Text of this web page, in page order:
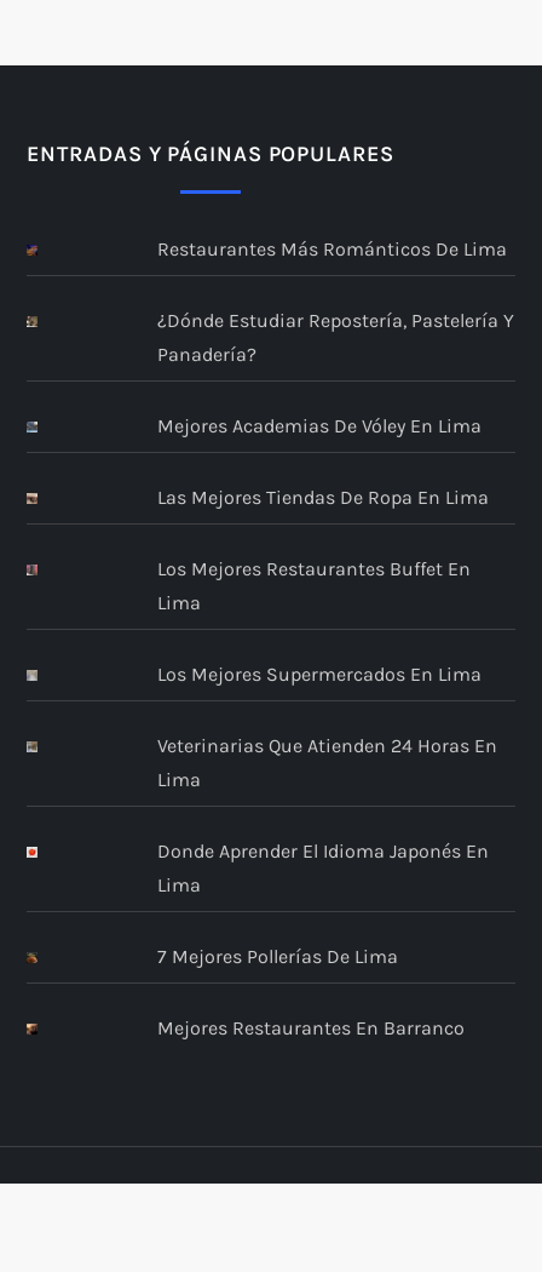
ENTRADAS Y PÁGINAS POPULARES
Restaurantes Más Románticos De Lima
¿Dónde Estudiar Repostería, Pastelería Y
Panadería?
Mejores Academias De Vóley En Lima
Las Mejores Tiendas De Ropa En Lima
Los Mejores Restaurantes Buffet En
Lima
Los Mejores Supermercados En Lima
Veterinarias Que Atienden 24 Horas En
Lima
Donde Aprender El Idioma Japonés En
Lima
7 Mejores Pollerías De Lima
Mejores Restaurantes En Barranco